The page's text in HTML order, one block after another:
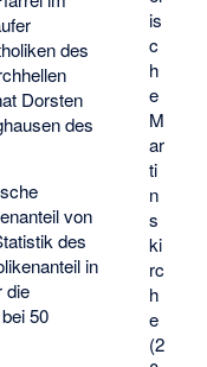
is
c
h
e
M
ar
ti
n
s
ki
rc
h
e
(2
des
Dorsten
des
von
des
in
die
50